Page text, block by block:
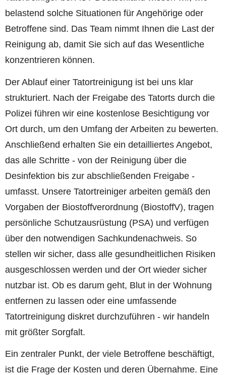
belastend solche Situationen für Angehörige oder
Betroffene sind. Das Team nimmt Ihnen die Last der
Reinigung ab, damit Sie sich auf das Wesentliche
konzentrieren können.
Der Ablauf einer Tatortreinigung ist bei uns klar
strukturiert. Nach der Freigabe des Tatorts durch die
Polizei führen wir eine kostenlose Besichtigung vor
Ort durch, um den Umfang der Arbeiten zu bewerten.
Anschließend erhalten Sie ein detailliertes Angebot,
das alle Schritte - von der Reinigung über die
Desinfektion bis zur abschließenden Freigabe -
umfasst. Unsere Tatortreiniger arbeiten gemäß den
Vorgaben der Biostoffverordnung (BiostoffV), tragen
persönliche Schutzausrüstung (PSA) und verfügen
über den notwendigen Sachkundenachweis. So
stellen wir sicher, dass alle gesundheitlichen Risiken
ausgeschlossen werden und der Ort wieder sicher
nutzbar ist. Ob es darum geht, Blut in der Wohnung
entfernen zu lassen oder eine umfassende
Tatortreinigung diskret durchzuführen - wir handeln
mit größter Sorgfalt.
Ein zentraler Punkt, der viele Betroffene beschäftigt,
ist die Frage der Kosten und deren Übernahme. Eine